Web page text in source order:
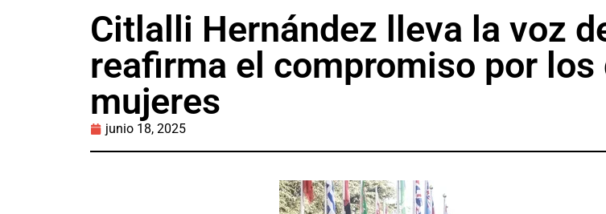
Citlalli Hernández lleva la voz
reafirma el compromiso por los
mujeres
junio 18, 2025